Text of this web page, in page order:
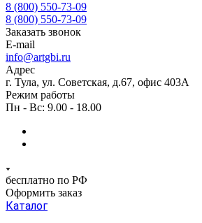
8 (800) 550-73-09
8 (800) 550-73-09
Заказать звонок
E-mail
info@artgbi.ru
Адрес
г. Тула, ул. Советская, д.67, офис 403А
Режим работы
Пн - Вс: 9.00 - 18.00
бесплатно по РФ
Оформить заказ
Каталог